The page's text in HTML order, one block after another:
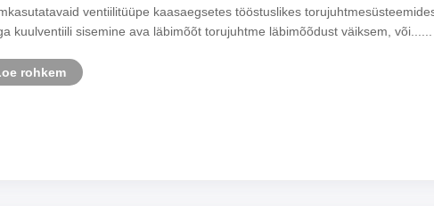
ventiilitüüpe kaasaegsetes tööstuslikes
kuulventiili sisemine ava läbimõõt torujuhtme läbimõõdust väiksem, või......
rohkem